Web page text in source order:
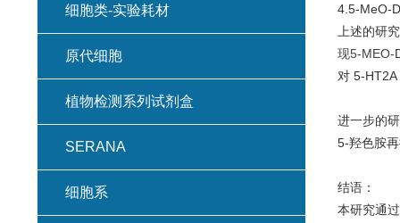
4.5-MeO-
上述的研
现5-MEO-
对 5-
进一步的
5-羟色胺
结语：
本研究通
细胞类-实验耗材
原代细胞
植物检测系列试剂盒
SERANA
细胞系